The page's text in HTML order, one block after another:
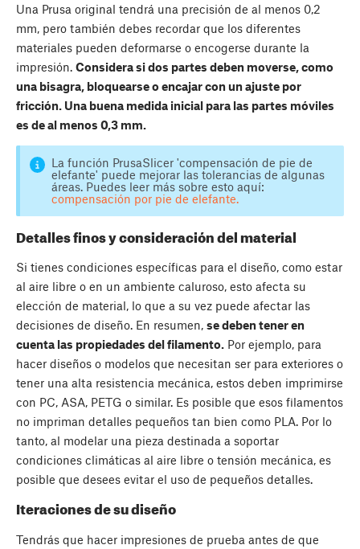
Una Prusa original tendrá una precisión de al menos 0,2
mm, pero también debes recordar que los diferentes
materiales pueden deformarse o encogerse durante la
impresión. Considera si dos partes deben moverse, como
una bisagra, bloquearse o encajar con un ajuste por
fricción. Una buena medida inicial para las partes móviles
es de al menos 0,3 mm.
La función PrusaSlicer 'compensación de pie de
elefante' puede mejorar las tolerancias de algunas
áreas. Puedes leer más sobre esto aquí:
compensación por pie de elefante.
Detalles finos y consideración del material
Si tienes condiciones específicas para el diseño, como estar
al aire libre o en un ambiente caluroso, esto afecta su
elección de material, lo que a su vez puede afectar las
decisiones de diseño. En resumen, se deben tener en
cuenta las propiedades del filamento. Por ejemplo, para
hacer diseños o modelos que necesitan ser para exteriores o
tener una alta resistencia mecánica, estos deben imprimirse
con PC, ASA, PETG o similar. Es posible que esos filamentos
no impriman detalles pequeños tan bien como PLA. Por lo
tanto, al modelar una pieza destinada a soportar
condiciones climáticas al aire libre o tensión mecánica, es
posible que desees evitar el uso de pequeños detalles.
Iteraciones de su diseño
Tendrás que hacer impresiones de prueba antes de que